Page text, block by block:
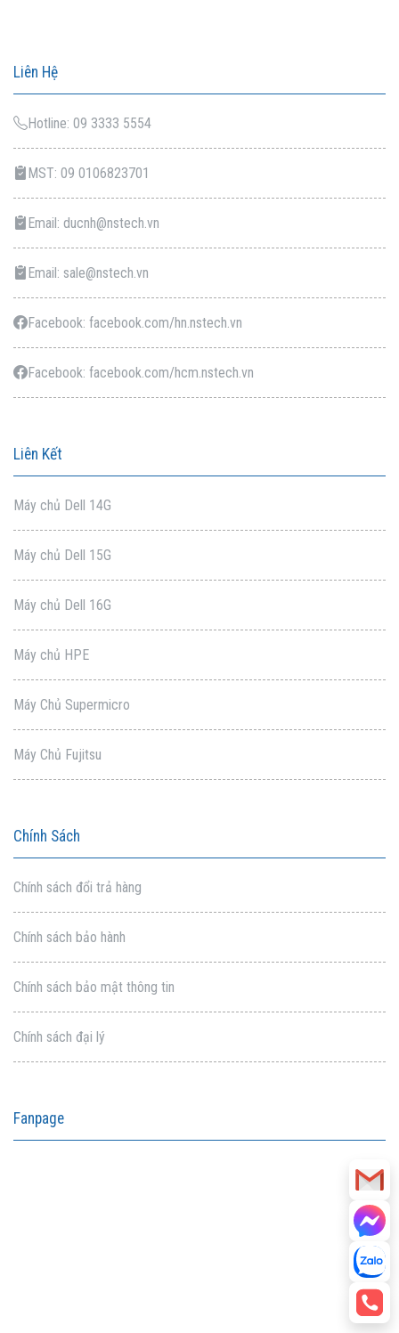
Liên Hệ
Hotline: 09 3333 5554
MST: 09 0106823701
Email: ducnh@nstech.vn
Email: sale@nstech.vn
Facebook: facebook.com/hn.nstech.vn
Facebook: facebook.com/hcm.nstech.vn
Liên Kết
Máy chủ Dell 14G
Máy chủ Dell 15G
Máy chủ Dell 16G
Máy chủ HPE
Máy Chủ Supermicro
Máy Chủ Fujitsu
Chính Sách
Chính sách đổi trả hàng
Chính sách bảo hành
Chính sách bảo mật thông tin
Chính sách đại lý
Fanpage